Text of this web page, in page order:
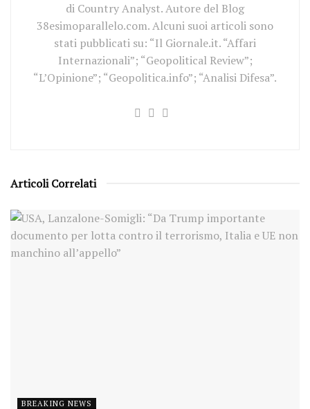
di Country Analyst. Autore del Blog
38esimoparallelo.com. Alcuni suoi articoli sono
stati pubblicati su: “Il Giornale.it. “Affari
Internazionali”; “Geopolitical Review”;
“L’Opinione”; “Geopolitica.info”; “Analisi Difesa”.
Articoli Correlati
BREAKING NEWS